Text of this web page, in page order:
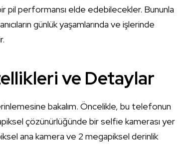
pil performansı elde edebilecekler. Bununla
günlük yaşamlarında ve işlerinde
ve Detaylar
bakalım. Öncelikle, bu telefonun
çözünürlüğünde bir selfie kamerası yer
ana kamera ve 2 megapiksel derinlik